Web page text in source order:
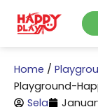
Home /
Playground-
Sela